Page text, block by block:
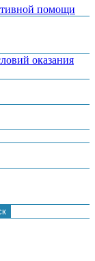
помощи
оказания